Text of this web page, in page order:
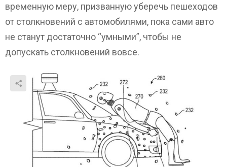
временную меру, призванную уберечь пешеходов
от столкновений с автомобилями, пока сами авто
не станут достаточно “умными”, чтобы не
допускать столкновений вовсе.